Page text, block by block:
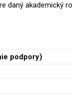
daný akademický
podpory)